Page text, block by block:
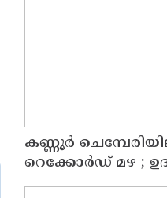
കണ്ണൂർ
റെക്കോർഡ് മഴ ;
ഉരുൾപൊട്ടൽ; 13